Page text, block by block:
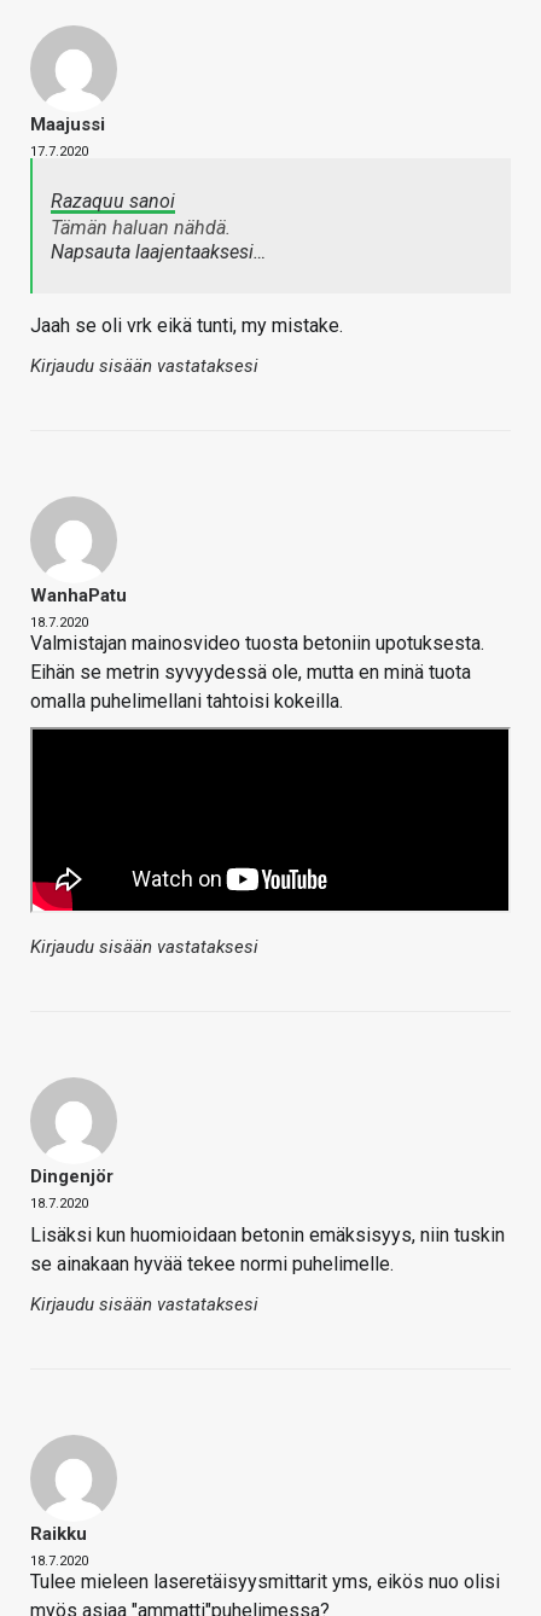
Maajussi
17.7.2020
Razaquu sanoi
Tämän haluan nähdä.
Napsauta laajentaaksesi…
Jaah se oli vrk eikä tunti, my mistake.
Kirjaudu sisään vastataksesi
WanhaPatu
18.7.2020
Valmistajan mainosvideo tuosta betoniin upotuksesta.
Eihän se metrin syvyydessä ole, mutta en minä tuota
omalla puhelimellani tahtoisi kokeilla.
Kirjaudu sisään vastataksesi
Dingenjör
18.7.2020
Lisäksi kun huomioidaan betonin emäksisyys, niin tuskin
se ainakaan hyvää tekee normi puhelimelle.
Kirjaudu sisään vastataksesi
Raikku
18.7.2020
Tulee mieleen laseretäisyysmittarit yms, eikös nuo olisi
myös asiaa "ammatti"puhelimessa?